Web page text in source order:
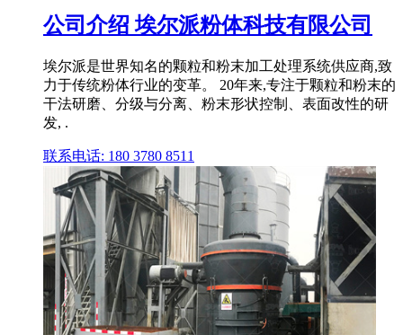
公司介绍 埃尔派粉体科技有限公司
埃尔派是世界知名的颗粒和粉末加工处理系统供应商,致
力于传统粉体行业的变革。 20年来,专注于颗粒和粉末的
干法研磨、分级与分离、粉末形状控制、表面改性的研
发, .
联系电话: 180 3780 8511